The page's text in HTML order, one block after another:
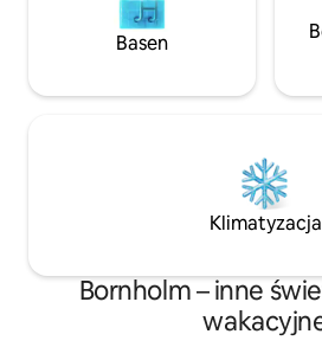
Basen
Klimatyzacja
Bornholm – inne